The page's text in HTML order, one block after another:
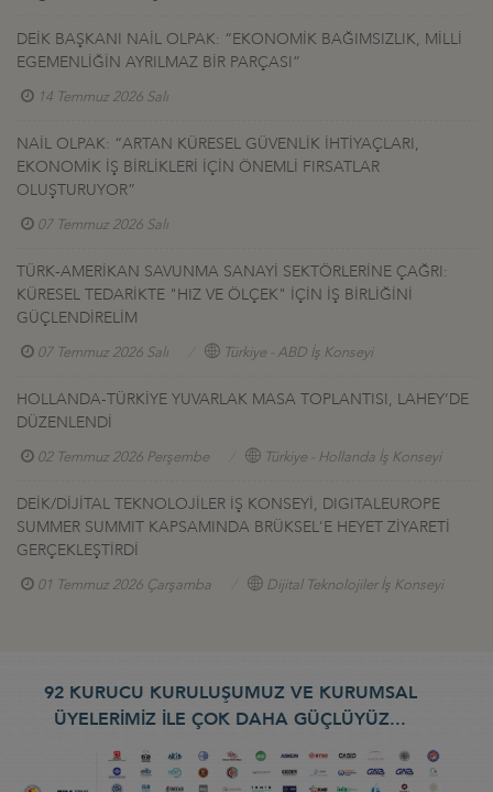
DEİK BAŞKANI NAİL OLPAK: “EKONOMİK BAĞIMSIZLIK, MİLLİ
EGEMENLİĞİN AYRILMAZ BİR PARÇASI”
14 Temmuz 2026 Salı
NAİL OLPAK: “ARTAN KÜRESEL GÜVENLİK İHTİYAÇLARI,
EKONOMİK İŞ BİRLİKLERİ İÇİN ÖNEMLİ FIRSATLAR
OLUŞTURUYOR”
07 Temmuz 2026 Salı
TÜRK-AMERİKAN SAVUNMA SANAYİ SEKTÖRLERİNE ÇAĞRI:
KÜRESEL TEDARİKTE "HIZ VE ÖLÇEK" İÇİN İŞ BİRLİĞİNİ
GÜÇLENDİRELİM
07 Temmuz 2026 Salı Türkiye - ABD İş Konseyi
HOLLANDA-TÜRKİYE YUVARLAK MASA TOPLANTISI, LAHEY’DE
DÜZENLENDİ
02 Temmuz 2026 Perşembe Türkiye - Hollanda İş Konseyi
DEİK/DİJİTAL TEKNOLOJİLER İŞ KONSEYİ, DIGITALEUROPE
SUMMER SUMMIT KAPSAMINDA BRÜKSEL'E HEYET ZİYARETİ
GERÇEKLEŞTİRDİ
01 Temmuz 2026 Çarşamba Dijital Teknolojiler İş Konseyi
92 KURUCU KURULUŞUMUZ VE KURUMSAL
ÜYELERİMİZ İLE ÇOK DAHA GÜÇLÜYÜZ...